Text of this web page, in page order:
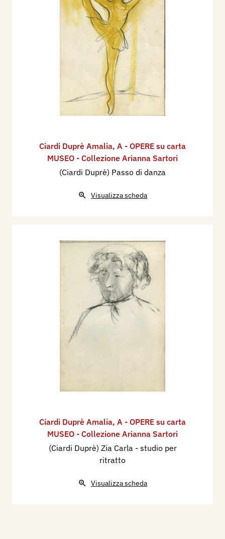
Ciardi Duprè Amalia, A - OPERE su carta
MUSEO - Collezione Arianna Sartori
(Ciardi Duprè) Passo di danza
Visualizza scheda
Ciardi Duprè Amalia, A - OPERE su carta
MUSEO - Collezione Arianna Sartori
(Ciardi Duprè) Zia Carla - studio per
ritratto
Visualizza scheda